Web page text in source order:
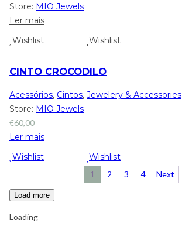
Store: MIO Jewels
Ler mais
Wishlist
Wishlist
CINTO CROCODILO
Acessórios, Cintos, Jewelery & Accessories
Store: MIO Jewels
€60,00
Ler mais
Wishlist
Wishlist
1 2 3 4 Next
Load more
Loading